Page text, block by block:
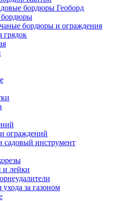
бордюры Геоборд
бордюры
бордюры и ограждения
грядок
ограждений
садовый инструмент
и лейки
за газоном